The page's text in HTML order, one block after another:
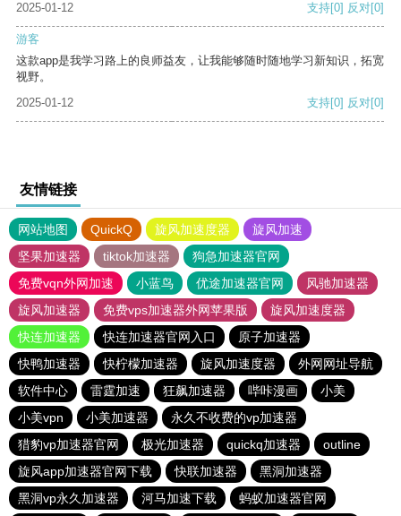
2025-01-12
支持[0] 反对[0]
游客
这款app是我学习路上的良师益友，让我能够随时随地学习新知识，拓宽
视野。
2025-01-12
支持[0] 反对[0]
友情链接
网站地图 QuickQ 旋风加速度器
旋风加速
坚果加速器
tiktok加速器
狗急加速器官网
免费vqn外网加速
小蓝鸟 优途加速器官网
风驰加速器
旋风加速器
免费vps加速器外网苹果版
旋风加速度器
快连加速器
快连加速器官网入口
原子加速器
快鸭加速器
快柠檬加速器 旋风加速度器
外网网址导航
软件中心
雷霆加速 狂飙加速器 哔咔漫画
小美
小美vpn
小美加速器
永久不收费的vp加速器
猎豹vp加速器官网
极光加速器 quickq加速器
outline
旋风app加速器官网下载
快联加速器
黑洞加速器
黑洞vp永久加速器
河马加速下载 蚂蚁加速器官网